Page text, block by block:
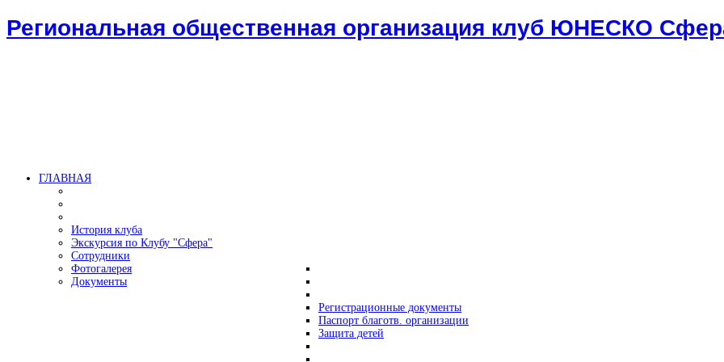
Региональная общественная организация клуб ЮНЕСКО
ГЛАВНАЯ
История клуба
Экскурсия по Клубу "Сфера"
Сотрудники
Фотогалерея
Документы
Регистрационные документы
Паспорт благотв. организации
Защита детей